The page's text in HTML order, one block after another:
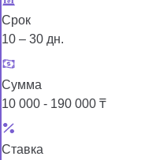
Срок
10 – 30 дн.
Сумма
10 000 - 190 000 ₸
Ставка